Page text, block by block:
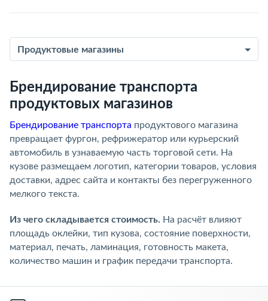
Продуктовые магазины
Брендирование транспорта
продуктовых магазинов
Брендирование транспорта продуктового магазина
превращает фургон, рефрижератор или курьерский
автомобиль в узнаваемую часть торговой сети. На
кузове размещаем логотип, категории товаров, условия
доставки, адрес сайта и контакты без перегруженного
мелкого текста.
Из чего складывается стоимость. На расчёт влияют
площадь оклейки, тип кузова, состояние поверхности,
материал, печать, ламинация, готовность макета,
количество машин и график передачи транспорта.